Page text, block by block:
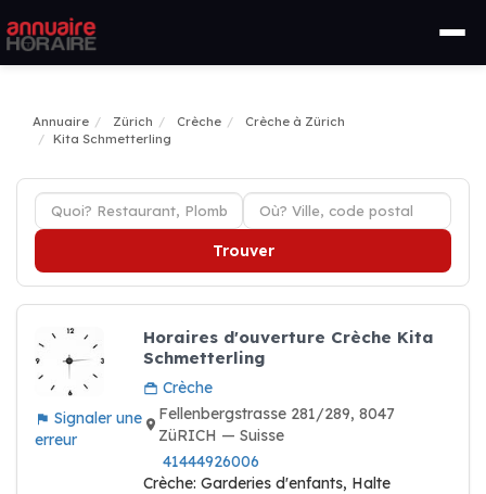
Annuaire Zürich Crèche
Crèche à Zürich
Kita Schmetterling
Trouver
Signaler une
erreur
Horaires d'ouverture Crèche Kita
Schmetterling
Crèche
Fellenbergstrasse 281/289, 8047
ZüRICH — Suisse
41444926006
Crèche: Garderies d'enfants, Halte